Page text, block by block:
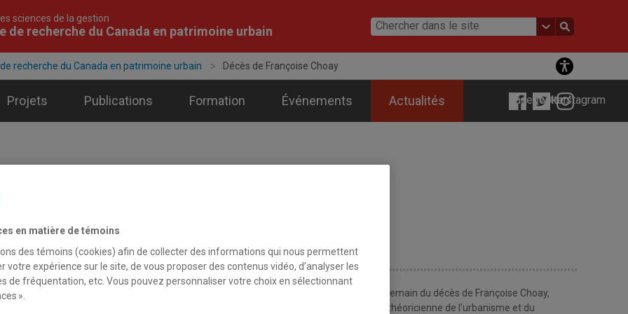
sciences de la gestion
de recherche du Canada en patrimoine urbain
recherche du Canada en patrimoine urbain Décès de Françoise Choay
Projets Publications Formation Événements Actualités Facebook
TwitterInstagram
2025 - Autres actualités
de Françoise Choay
de recherche du Canada en patrimoine urbain se joint au concert des voix qui, au lendemain du décès de Françoise Choay,
le 8 janvier 2025, ont souhaité rappeler l’immense contribution de cette historienne et théoricienne de l’urbanisme et du
en matière de témoins
des témoins (cookies) afin de collecter des informations qui nous permettent
votre expérience sur le site, de vous proposer des contenus vidéo, d’analyser les
de fréquentation, etc. Vous pouvez personnaliser votre choix en sélectionnant
».